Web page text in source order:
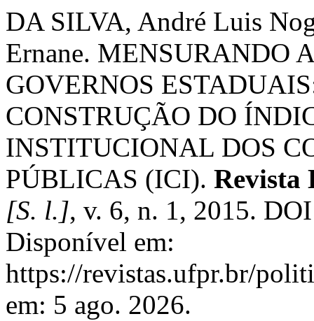
DA SILVA, André Luis
Ernane. MENSURANDO
GOVERNOS
CONSTRUÇÃO DO
INSTITUCIONAL DOS
PÚBLICAS (ICI). Revista
[S. l.], v. 6, n. 1, 2015.
Disponível em:
https://revistas.ufpr.br/
em: 5 ago. 2026.